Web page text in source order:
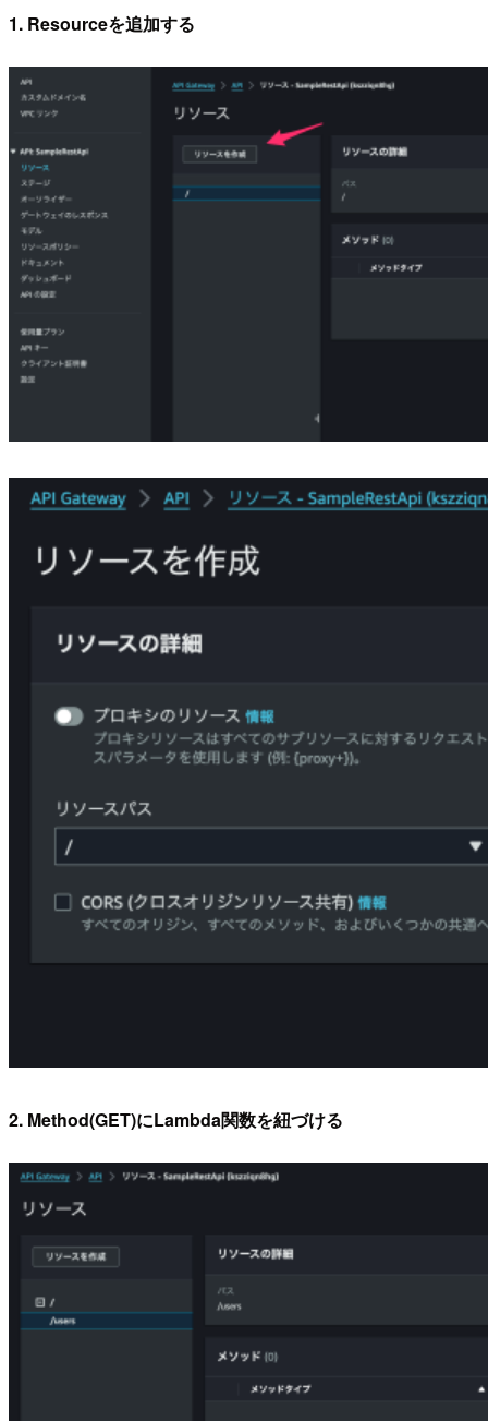
1. Resourceを追加する
2. Method(GET)にLambda関数を紐づける